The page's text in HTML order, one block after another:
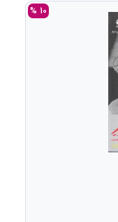
10 %